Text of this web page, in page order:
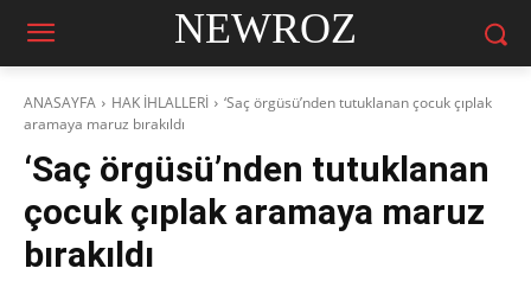
NEWROZ
ANASAYFA HAK İHLALLERİ
‘Saç örgüsü’nden tutuklanan çocuk çıplak
aramaya maruz bırakıldı
‘Saç örgüsü’nden tutuklanan
çocuk çıplak aramaya maruz
bırakıldı